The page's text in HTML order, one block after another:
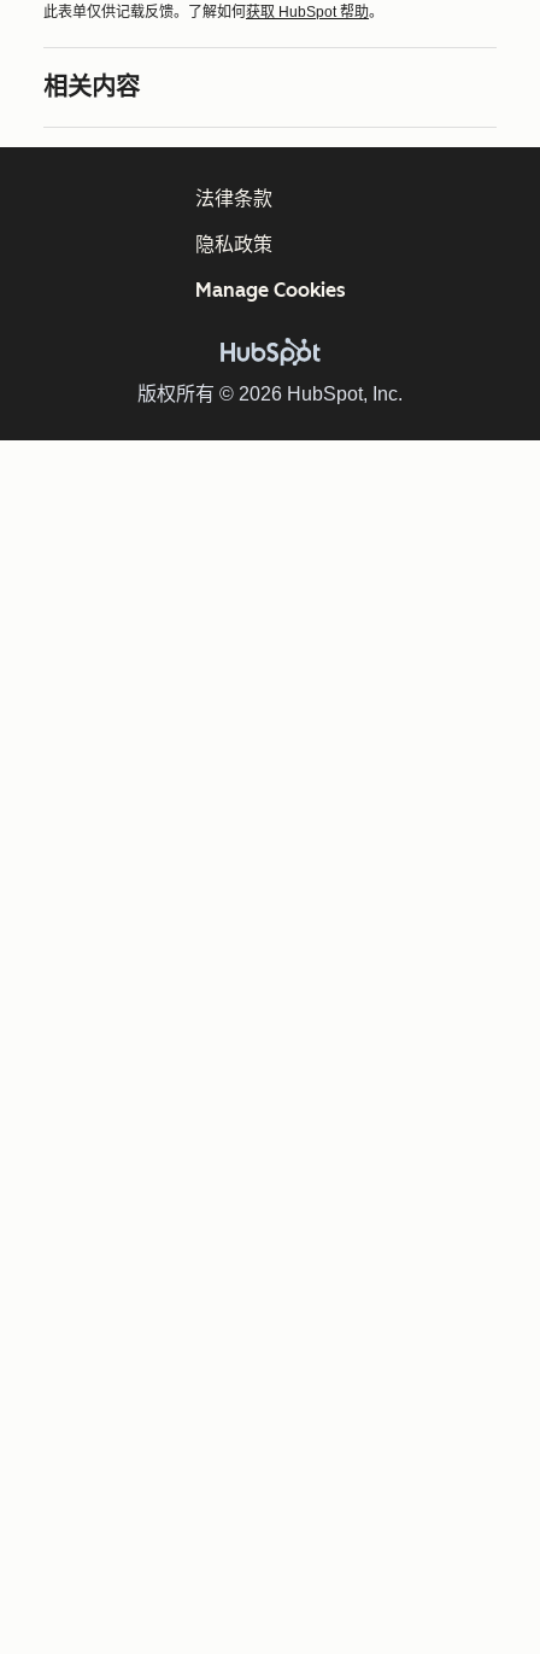
此表单仅供记载反馈。了解如何 获取 HubSpot 帮助。
相关内容
版权所有 © 2026 HubSpot, Inc.
法律条款
隐私政策
Manage Cookies